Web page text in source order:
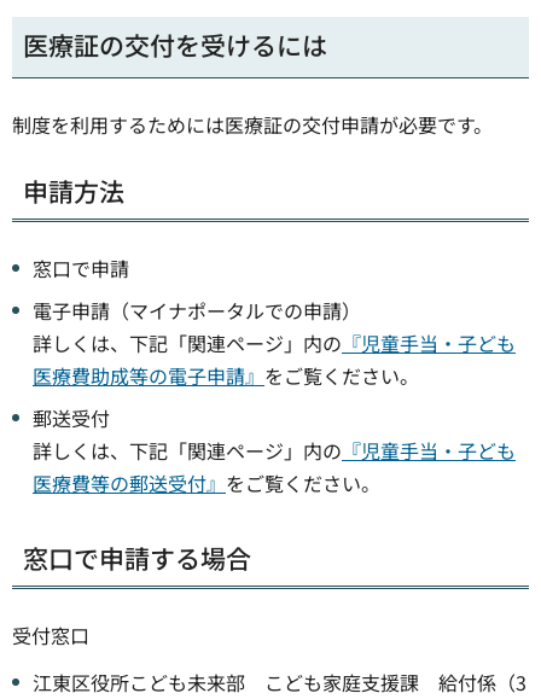
医療証の交付を受けるには
制度を利用するためには医療証の交付申請が必要です。
申請方法
窓口で申請
電子申請（マイナポータルでの申請）
詳しくは、下記「関連ページ」内の 『児童手当・子ども
医療費助成等の電子申請』 をご覧ください。
郵送受付
詳しくは、下記「関連ページ」内の 『児童手当・子ども
医療費等の郵送受付』 をご覧ください。
窓口で申請する場合
受付窓口
江東区役所こども未来部 こども家庭支援課 給付係（3